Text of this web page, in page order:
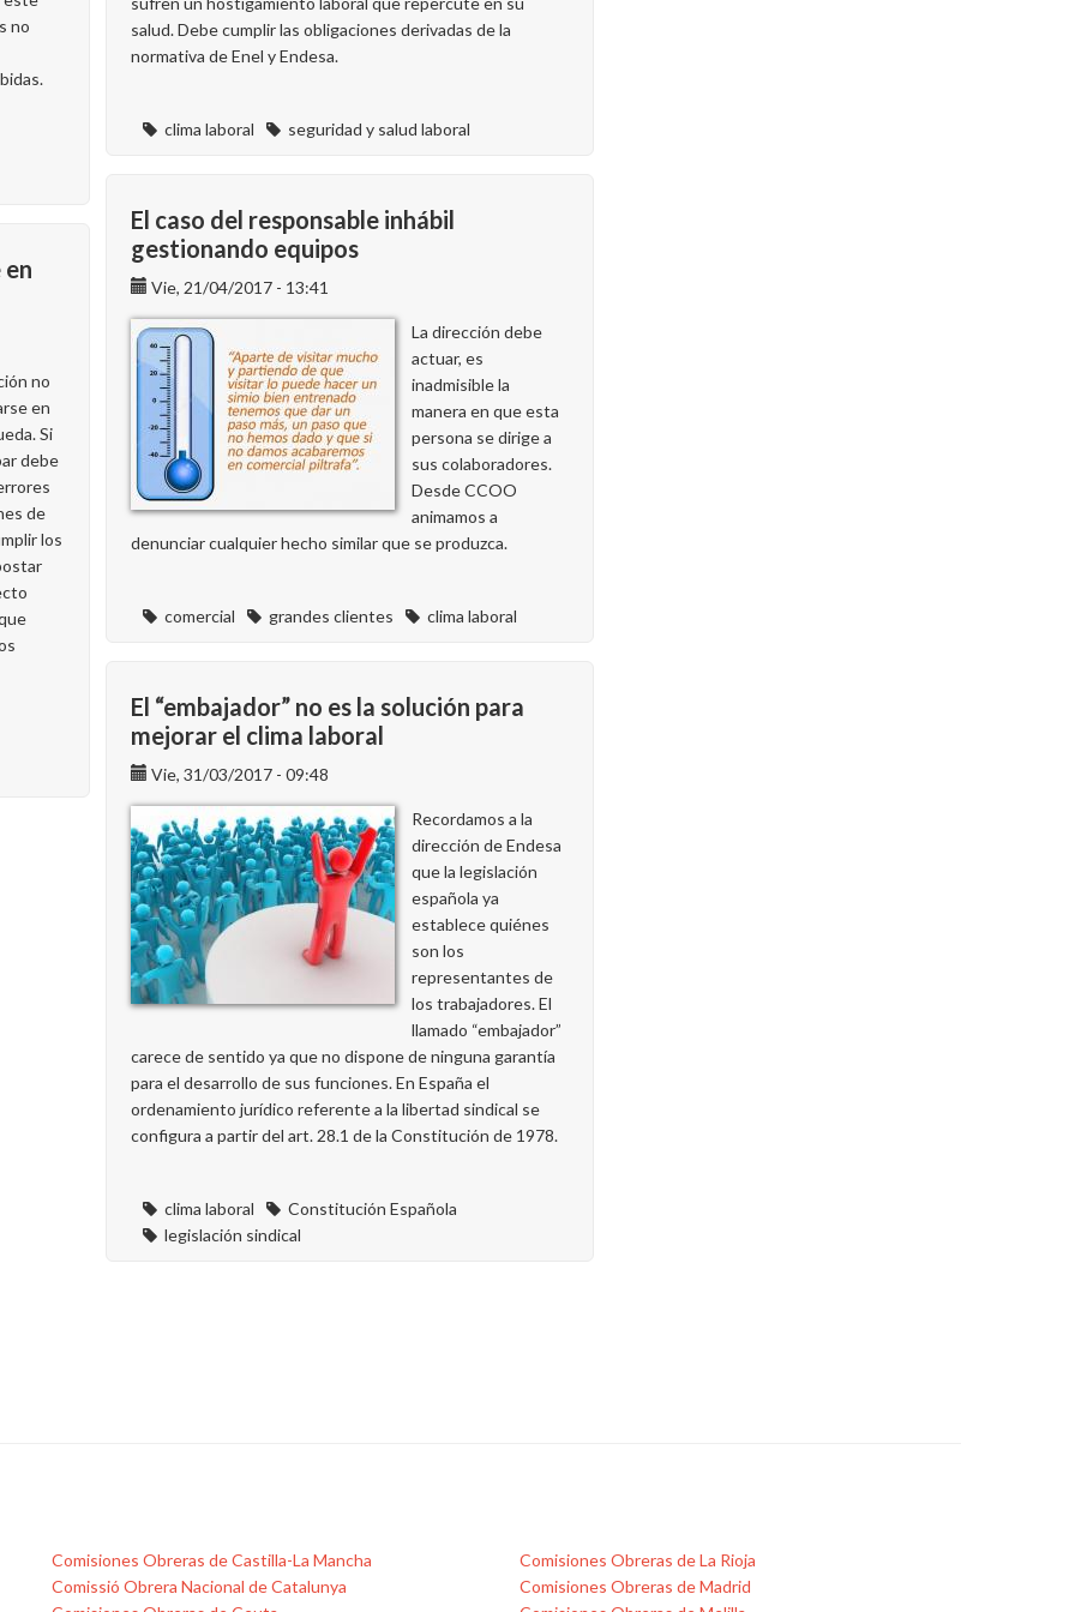
Clima
no
salud. Debe cumplir las obligaciones derivadas de la
normativa de Enel y Endesa.
clima laboral seguridad y salud laboral
El caso del responsable inhábil
gestionando equipos
Vie, 21/04/2017 - 13:41
La dirección debe
actuar, es
inadmisible la
manera en que esta
persona se dirige a
sus colaboradores.
Desde CCOO
animamos a
denunciar cualquier hecho similar que se produzca.
comercial grandes clientes clima laboral
no
en
Si
debe
de
los
El “embajador” no es la solución para
mejorar el clima laboral
Vie, 31/03/2017 - 09:48
Recordamos a la
dirección de Endesa
que la legislación
española ya
establece quiénes
son los
representantes de
los trabajadores. El
llamado “embajador”
carece de sentido ya que no dispone de ninguna garantía
para el desarrollo de sus funciones. En España el
ordenamiento jurídico referente a la libertad sindical se
configura a partir del art. 28.1 de la Constitución de 1978.
clima laboral
Constitución Española
legislación sindical
Comisiones Obreras de Castilla-La Mancha
Comissió Obrera Nacional de Catalunya
Comisiones Obreras de La Rioja
Comisiones Obreras de Madrid